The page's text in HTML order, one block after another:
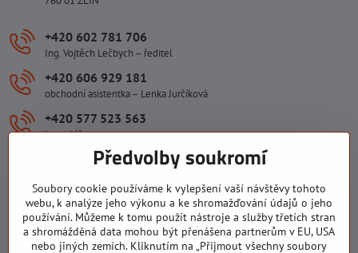
+420 602 781 706
Ing. Vojtěch Lečbych – ředitel
+420 606 929 181
obchodní asistentka – Lenka Jurčíková
+420 577 523 563
kancelář
ivlecbych​@seznam​.cz
Důležité odkazy
Předvolby soukromí
Soubory cookie používáme k vylepšení vaší návštěvy tohoto
webu, k analýze jeho výkonu a ke shromažďování údajů o jeho
používání. Můžeme k tomu použít nástroje a služby třetích stran
a shromážděná data mohou být přenášena partnerům v EU, USA
nebo jiných zemích. Kliknutím na „Přijmout všechny soubory